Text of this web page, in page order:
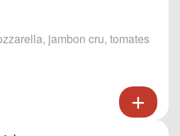
jambon cru, tomates